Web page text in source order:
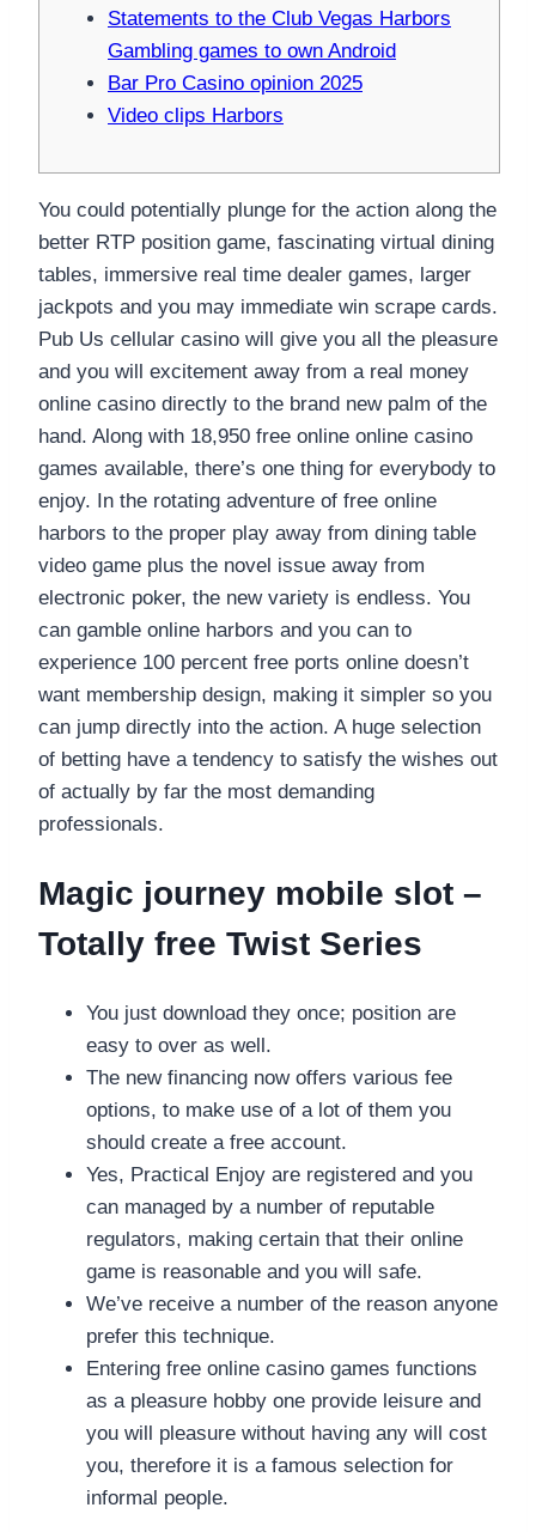
Statements to the Club Vegas Harbors
Gambling games to own Android
Bar Pro Casino opinion 2025
Video clips Harbors
You could potentially plunge for the action along the
better RTP position game, fascinating virtual dining
tables, immersive real time dealer games, larger
jackpots and you may immediate win scrape cards.
Pub Us cellular casino will give you all the pleasure
and you will excitement away from a real money
online casino directly to the brand new palm of the
hand. Along with 18,950 free online online casino
games available, there’s one thing for everybody to
enjoy.
In the rotating adventure of free online
harbors to the proper play away from dining table
video game plus the novel issue away from
electronic poker, the new variety is endless. You
can gamble online harbors and you can to
experience 100 percent free ports online doesn’t
want membership design, making it simpler so you
can jump directly into the action. A huge selection
of betting have a tendency to satisfy the wishes out
of actually by far the most demanding
professionals.
Magic journey mobile slot –
Totally free Twist Series
You just download they once; position are
easy to over as well.
The new financing now offers various fee
options, to make use of a lot of them you
should create a free account.
Yes, Practical Enjoy are registered and you
can managed by a number of reputable
regulators, making certain that their online
game is reasonable and you will safe.
We’ve receive a number of the reason anyone
prefer this technique.
Entering free online casino games functions
as a pleasure hobby one provide leisure and
you will pleasure without having any will cost
you, therefore it is a famous selection for
informal people.